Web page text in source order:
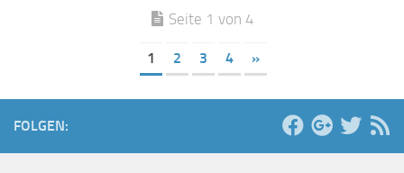
Seite 1 von 4
1 2 3 4 »
FOLGEN: